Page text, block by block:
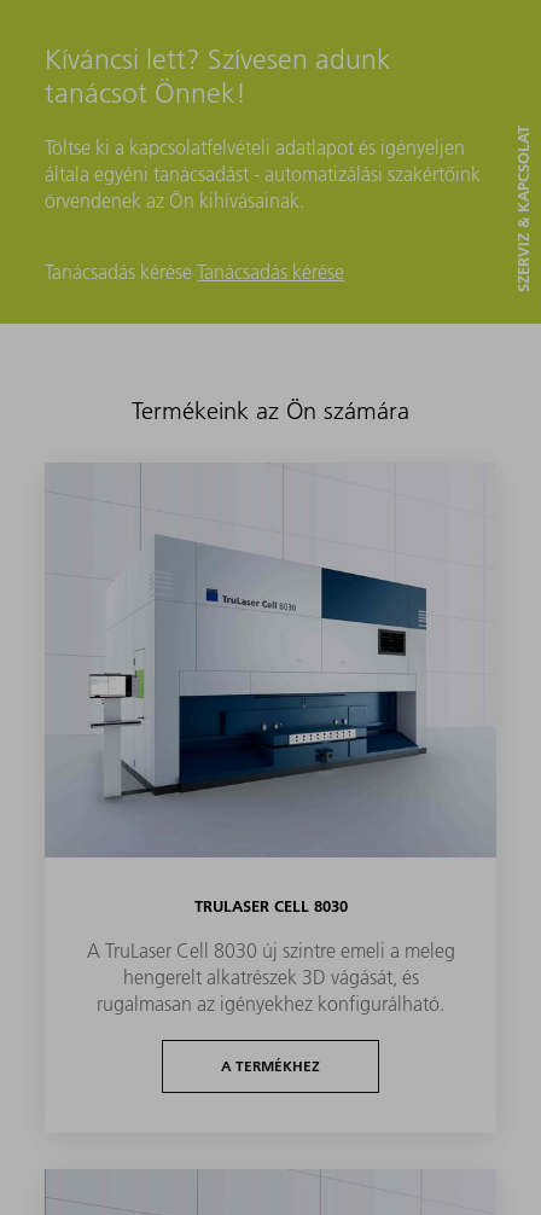
Kíváncsi lett? Szívesen adunk
tanácsot Önnek!
Töltse ki a kapcsolatfelvételi adatlapot és igényeljen
általa egyéni tanácsadást - automatizálási szakértőink
örvendenek az Ön kihívásainak.
Tanácsadás kéréseTanácsadás kérése
Termékeink az Ön számára
TRULASER CELL 8030
A TruLaser Cell 8030 új szintre emeli a meleg
hengerelt alkatrészek 3D vágását, és
rugalmasan az igényekhez konfigurálható.
A TERMÉKHEZ
SZERVIZ & KAPCSOLAT